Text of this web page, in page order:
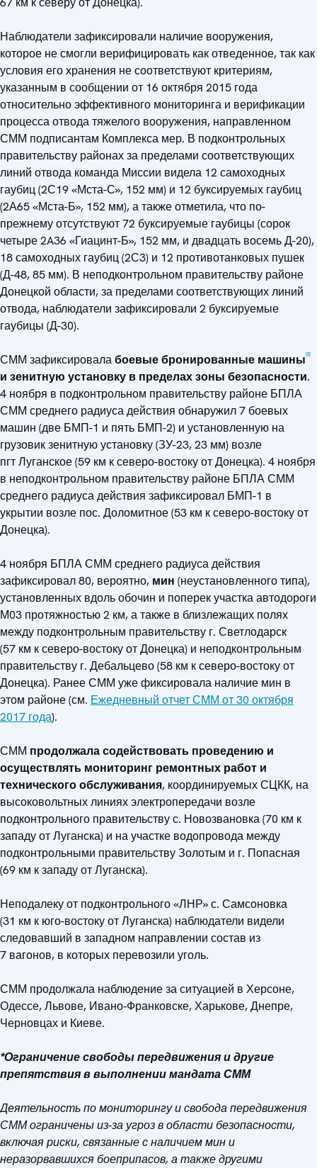
Наблюдатели зафиксировали наличие вооружения,
которое не смогли верифицировать как отведенное, так как
условия его хранения не соответствуют критериям,
указанным в сообщении от 16 октября 2015 года
относительно эффективного мониторинга и верификации
процесса отвода тяжелого вооружения, направленном
СММ подписантам Комплекса мер. В подконтрольных
правительству районах за пределами соответствующих
линий отвода команда Миссии видела 12 самоходных
гаубиц (2С19 «Мста-С», 152 мм) и 12 буксируемых гаубиц
(2А65 «Мста-Б», 152 мм), а также отметила, что по-
прежнему отсутствуют 72 буксируемые гаубицы (сорок
четыре 2A36 «Гиацинт-Б», 152 мм, и двадцать восемь Д-20),
18 самоходных гаубиц (2С3) и 12 противотанковых пушек
(Д-48, 85 мм). В неподконтрольном правительству районе
Донецкой области, за пределами соответствующих линий
отвода, наблюдатели зафиксировали 2 буксируемые
гаубицы (Д-30).
СММ зафиксировалабоевые бронированные машины[2]
и зенитную установку в пределах зоны безопасности.
4 ноября в подконтрольном правительству районе БПЛА
СММ среднего радиуса действия обнаружил 7 боевых
машин (две БМП-1 и пять БМП-2) и установленную на
грузовик зенитную установку (ЗУ-23, 23 мм) возле
пгт Луганское (59 км к северо-востоку от Донецка). 4 ноября
в неподконтрольном правительству районе БПЛА СММ
среднего радиуса действия зафиксировал БМП-1 в
укрытии возле пос. Доломитное (53 км к северо-востоку от
Донецка).
4 ноября БПЛА СММ среднего радиуса действия
зафиксировал 80, вероятно, мин (неустановленного типа),
установленных вдоль обочин и поперек участка автодороги
М03 протяжностью 2 км, а также в близлежащих полях
между подконтрольным правительству г. Светлодарск
(57 км к северо-востоку от Донецка) и неподконтрольным
правительству г. Дебальцево (58 км к северо-востоку от
Донецка). Ранее СММ уже фиксировала наличие мин в
этом районе (см. Ежедневный отчет СММ от 30 октября
2017 года).
СММ продолжала содействовать проведению и
осуществлять мониторинг ремонтных работ и
технического обслуживания, координируемых СЦКК, на
высоковольтных линиях электропередачи возле
подконтрольного правительству с. Новозвановка (70 км к
западу от Луганска) и на участке водопровода между
подконтрольными правительству Золотым и г. Попасная
(69 км к западу от Луганска).
Неподалеку от подконтрольного «ЛНР» с. Самсоновка
(31 км к юго-востоку от Луганска) наблюдатели видели
следовавший в западном направлении состав из
7 вагонов, в которых перевозили уголь.
СММ продолжала наблюдение за ситуацией в Херсоне,
Одессе, Львове, Ивано‑Франковске, Харькове, Днепре,
Черновцах и Киеве.
*Ограничение свободы передвижения и другие
препятствия в выполнении мандата СММ
Деятельность по мониторингу и свобода передвижения
СММ ограничены из-за угроз в области безопасности,
включая риски, связанные с наличием мин и
неразорвавшихся боеприпасов, а также другими